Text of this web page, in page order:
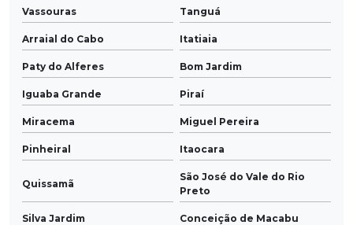
Vassouras Tanguá
Arraial do Cabo Itatiaia
Paty do Alferes Bom Jardim
Iguaba Grande Piraí
Miracema Miguel Pereira
Pinheiral Itaocara
Quissamã
São José do Vale do Rio
Preto
Silva Jardim Conceição de Macabu